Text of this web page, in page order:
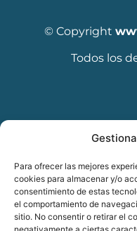
Para ofrecer las mejores
cookies para almacenar y/o
consentimiento de estas
el comportamiento de
sitio. No consentir o retirar el
© Copyright
Todos los